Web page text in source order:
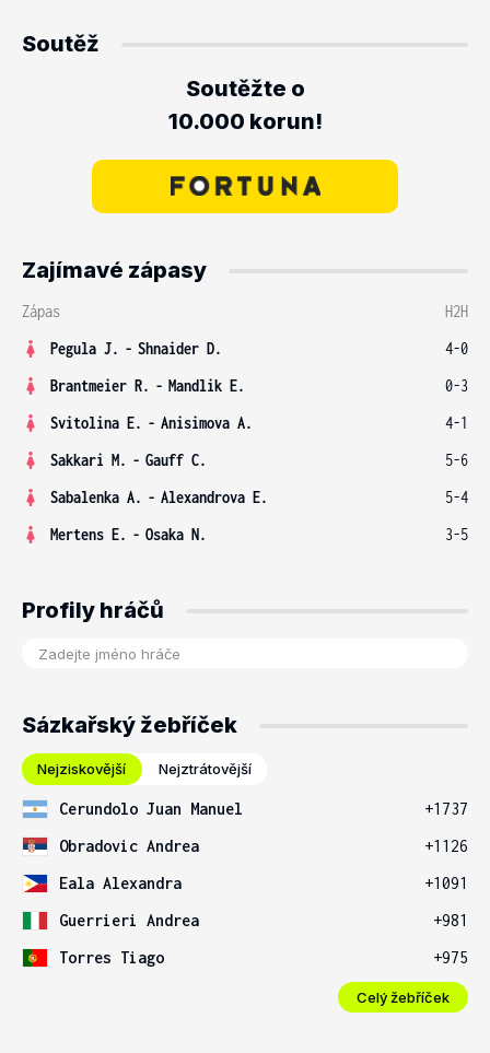
Soutěž
Soutěžte o
10.000 korun!
Zajímavé zápasy
Zápas
H2H
Pegula J. - Shnaider D.
4-0
Brantmeier R. - Mandlik E.
0-3
Svitolina E. - Anisimova A.
4-1
Sakkari M. - Gauff C.
5-6
Sabalenka A. - Alexandrova E.
5-4
Mertens E. - Osaka N. 3-5
Profily hráčů
Sázkařský žebříček
Nejziskovější Nejztrátovější
Cerundolo Juan Manuel
+1737
Obradovic Andrea
+1126
Eala Alexandra
+1091
Guerrieri Andrea
+981
Torres Tiago
+975
Celý žebříček